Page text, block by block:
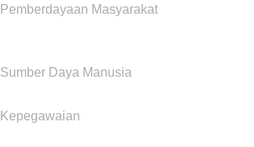
Pemberdayaan Masyarakat
Sumber Daya Manusia
Kepegawaian